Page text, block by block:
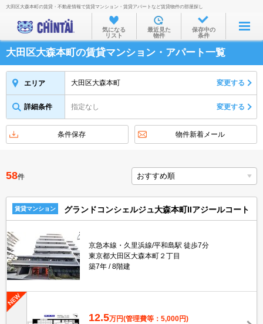
お部屋を探す
沿線・駅から
住所から
物件特集から
不動産会社から
TOP
大田区大森本町の賃貸・不動産情報で賃貸マンション・賃貸アパートなど賃貸物件の部屋探し
気になる
リスト
最近見た
物件
保存中の
条件
大田区大森本町の賃貸マンション・アパート一覧
エリア 大田区大森本町 変更する
詳細条件 指定なし 変更する
条件保存 物件新着メール
58件
賃貸マンション グランドコンシェルジュ大森本町IIアジールコート
京急本線・久里浜線/平和島駅 徒歩7分
東京都大田区大森本町２丁目
築7年
8階建
12.5万円(管理費等：5,000円)